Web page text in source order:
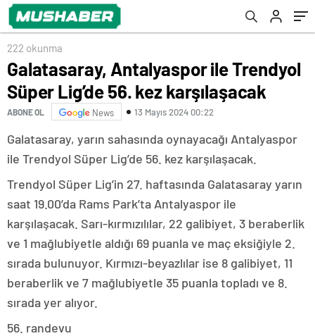
222 okunma
Galatasaray, Antalyaspor ile Trendyol
Süper Lig’de 56. kez karşılaşacak
ABONE OL News 13 Mayıs 2024 00:22
Galatasaray, yarın sahasında oynayacağı Antalyaspor
ile Trendyol Süper Lig’de 56. kez karşılaşacak.
Trendyol Süper Lig’in 27. haftasında Galatasaray yarın
saat 19.00’da Rams Park’ta Antalyaspor ile
karşılaşacak. Sarı-kırmızılılar, 22 galibiyet, 3 beraberlik
ve 1 mağlubiyetle aldığı 69 puanla ve maç eksiğiyle 2.
sırada bulunuyor. Kırmızı-beyazlılar ise 8 galibiyet, 11
beraberlik ve 7 mağlubiyetle 35 puanla topladı ve 8.
sırada yer alıyor.
56. randevu